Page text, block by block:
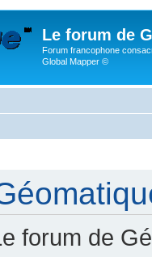
Le forum de
Forum francophone
Global Mapper ©
forum de